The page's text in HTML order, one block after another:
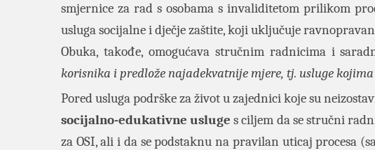
smjernice za rad s osobama s invaliditetom prilikom
usluga socijalne i dječje zaštite, koji uključuje
Obuka, takođe, omogućava stručnim radnicima i
korisnika i predlože najadekvatnije mjere, tj. usluge
Pored usluga podrške za život u zajednici koje su
socijalno-edukativne usluge s ciljem da se stručni
za OSI, ali i da se podstaknu na pravilan uticaj procesa